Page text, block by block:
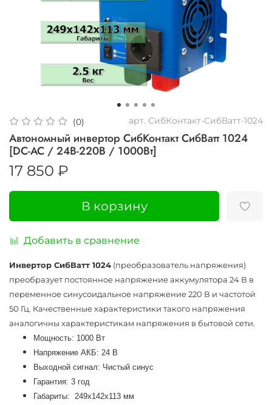
(0) арт. СибКонтакт-СибВатт-1024
Автономный инвертор СибКонтакт СибВатт 1024
[DC-AC / 24В-220В / 1000Вт]
17 850 ₽
В корзину
Добавить в сравнение
Инвертор СибВатт 1024 (преобразователь напряжения)
преобразует постоянное напряжение аккумулятора 24 В в
переменное синусоидальное напряжение 220 В и частотой
50 Гц. Качественные характеристики такого напряжения
аналогичны характеристикам напряжения в бытовой сети.
Мощность: 1000 Вт
Напряжение АКБ: 24 В
Выходной сигнал: Чистый синус
Гарантия: 3 год
Габариты: 249х142х113 мм